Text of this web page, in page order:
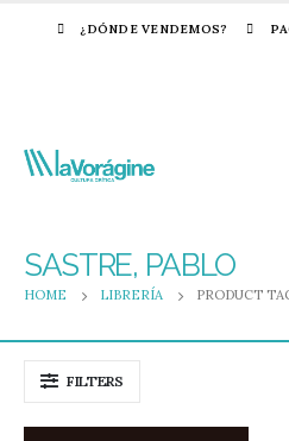
¿DÓNDE VENDEMOS?
SASTRE, PABLO
HOME LIBRERÍA PRODUCT
FILTERS